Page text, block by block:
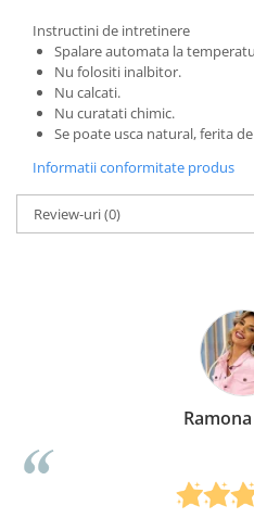
Instructini de intretinere
Spalare automata la
Nu folositi inalbitor.
Nu calcati.
Nu curatati chimic.
Se poate usca natural, ferita
Informatii conformitate produs
Review-uri(0)